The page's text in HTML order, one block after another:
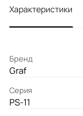
Характеристики
Бренд
Graf
Серия
PS-11